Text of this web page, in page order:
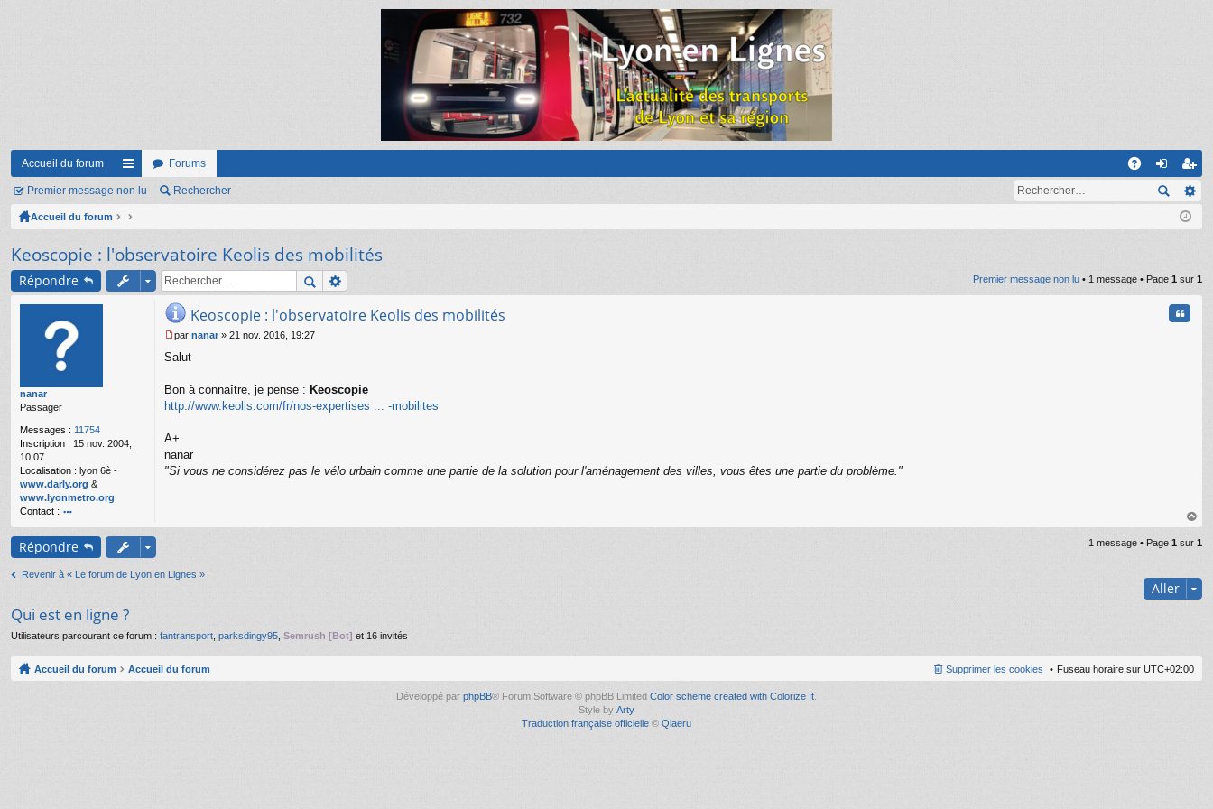
Accueil du forum
ac
co
ur
ci
s
Forums
on ns
cri
Premier message non lu Rechercher
Accueil du forum
Keoscopie : l'observatoire Keolis des mobilités
Répondre Premier message non lu • 1 message • Page 1 sur 1
nanar
Passager
Messages : 11754
Inscription : 15 nov. 2004,
10:07
Localisation : lyon 6è -
www.darly.org &
www.lyonmetro.org
Contact :
o
nt
ac
r
n
ar
Keoscopie : l'observatoire Keolis des mobilités
e
s
g
n
o
n
par nanar » 21 nov. 2016, 19:27
Salut
Bon à connaître, je pense : Keoscopie
http://www.keolis.com/fr/nos-expertises ... -mobilites
A+
nanar
"Si vous ne considérez pas le vélo urbain comme une partie de la solution pour l'aménagement des villes, vous êtes une partie du problème."
au
t
Répondre 1 message • Page 1 sur 1
Revenir à « Le forum de Lyon en Lignes »
Aller
Qui est en ligne ?
Utilisateurs parcourant ce forum : fantransport parksdingy95 Semrush [Bot] et 16 invités
Accueil du forum Accueil du forum Fuseau horaire sur UTC+02:00
Supprimer les cookies
Développé par phpBB® Forum Software © phpBB Limited Color scheme created with Colorize It
Style by Arty
Traduction française officielle © Qiaeru